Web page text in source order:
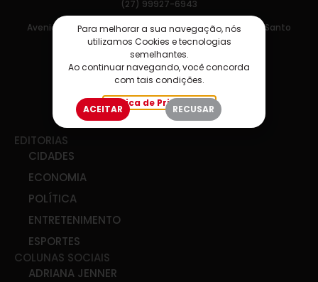
(27) 99927-6943
Avenida Nossa Senhora da Penha, 275, Vitória, Espírito Santo
EDITORIAS
CIDADES
ECONOMIA
POLÍTICA
ENTRETENIMENTO
ESPORTES
COLUNAS SOCIAIS
ADRIANA JENNER
Para melhorar a sua navegação, nós
utilizamos Cookies e tecnologias
semelhantes.
Ao continuar navegando, você concorda
com tais condições.
Política de Privacidade
ACEITAR RECUSAR